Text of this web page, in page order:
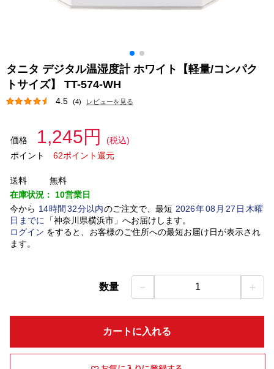
タニタ デジタル温湿度計 ホワイト【軽量/コンパク
トサイズ】 TT-574-WH
4.5 (4) レビューを見る
価格 1,245円
(税込)
ポイント
62ポイント還元
送料
無料
在庫状況： 10営業日
今から 14時間 32分以内のご注文で、最短 2026年08 月 27 日木曜
日 までに 「神奈川県横浜市」 へお届けします。
ログイン をすると、お客様のご住所への最短お届け日が表示され
ます。
数量 － 1 ＋
カートに入れる